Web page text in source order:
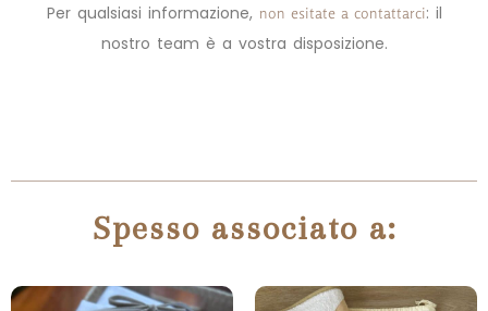
Per qualsiasi informazione, non esitate a contattarci: il
nostro team è a vostra disposizione.
Spesso associato a: